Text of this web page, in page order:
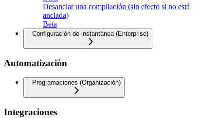
Desanclar una compilación (sin efecto si no está
anclada)
Beta
Configuración de instantánea (Enterprise)
Automatización
Programaciones (Organización)
Integraciones